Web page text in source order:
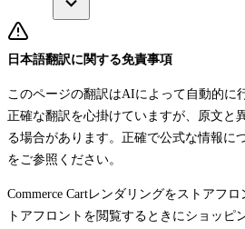
日本語翻訳に関する免責事項
このページの翻訳はAIによって自動的に
正確な翻訳を心掛けていますが、原文と
る場合があります。正確で公式な情報に
をご参照ください。
Commerce Cartレンダリングをストアフ
トアフロントを閲覧するときにショッピ